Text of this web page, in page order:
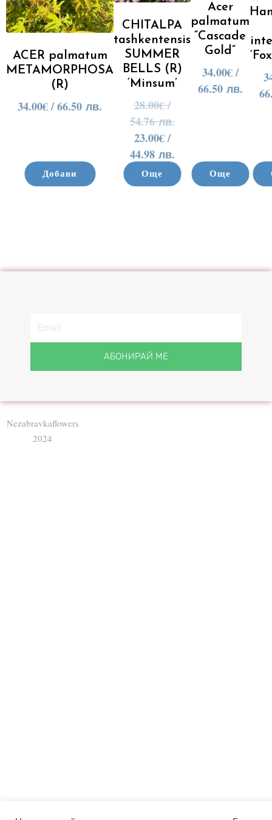
ACER palmatum
METAMORPHOSA
(R)
34.00€/ 66.50 лв.
Добави
CHITALPA
tashkentensis
SUMMER
BELLS (R)
‘Minsum’
28.00€/
54.76 лв.
23.00€/
44.98 лв.
Още
Acer
palmatum
“Cascade
Gold“
34.00€/
66.50 лв.
Още
АБОНИРАЙ МЕ
Nezabravkaflowers
2024